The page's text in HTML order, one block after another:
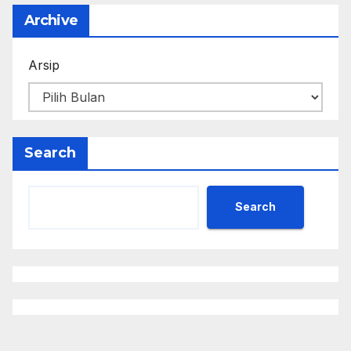
Archive
Arsip
Search
Search